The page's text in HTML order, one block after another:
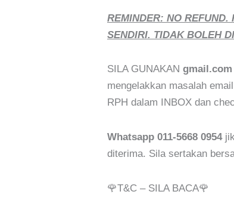
REMINDER: NO REFUND.
SENDIRI. TIDAK BOLEH
SILA GUNAKAN
mengelakkan masalah
RPH dalam INBOX dan
Whatsapp 011-5668 0954
diterima. Sila sertakan
🌹T&C – SILA BACA🌹